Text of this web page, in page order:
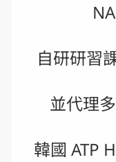
自研研習
並代理
韓國 ATP